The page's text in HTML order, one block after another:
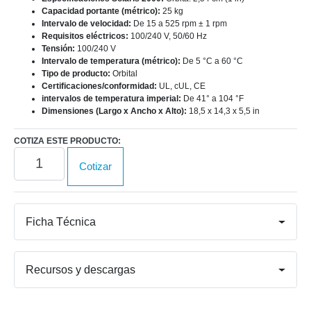
Capacidad portante (métrico): 25 kg
Intervalo de velocidad: De 15 a 525 rpm ± 1 rpm
Requisitos eléctricos: 100/240 V, 50/60 Hz
Tensión: 100/240 V
Intervalo de temperatura (métrico): De 5 °C a 60 °C
Tipo de producto: Orbital
Certificaciones/conformidad: UL, cUL, CE
intervalos de temperatura imperial: De 41° a 104 °F
Dimensiones (Largo x Ancho x Alto): 18,5 x 14,3 x 5,5 in
COTIZA ESTE PRODUCTO:
orbitales
Solaris™
libre
cantidad
Cotizar
Ficha Técnica
Recursos y descargas